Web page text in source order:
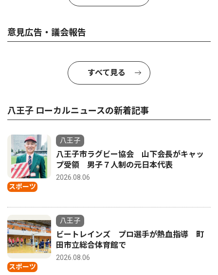
意見広告・議会報告
すべて見る
八王子 ローカルニュースの新着記事
スポーツ
八王子
八王子市ラグビー協会 山下会長がキャッ
プ受領 男子７人制の元日本代表
2026.08.06
スポーツ
八王子
ビートレインズ プロ選手が熱血指導 町
田市立総合体育館で
2026.08.06